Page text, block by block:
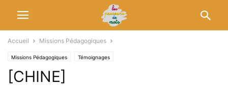
Accueil Missions Pédagogiques
Missions Pédagogiques Témoignages
[CHINE]